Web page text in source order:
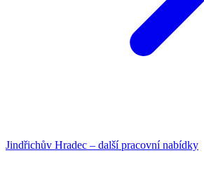
Jindřichův Hradec – další pracovní nabídky